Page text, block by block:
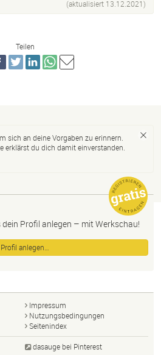
(aktualisiert 13.12.2021)
Teilen
sich an deine Vorgaben zu erinnern.
erklärst du dich damit einverstanden.
Profil anlegen – mit Werkschau!
Profil anlegen…
Impressum
Nutzungsbedingungen
Seitenindex
dasauge bei Pinterest